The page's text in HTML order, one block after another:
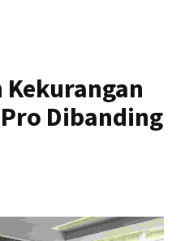
Dibanding